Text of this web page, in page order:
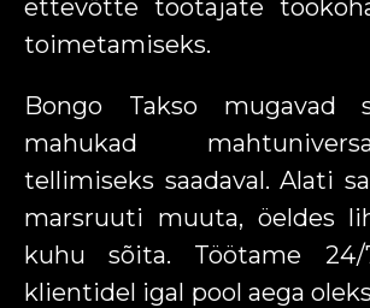
ettevõtte töötajate
toimetamiseks.
Bongo Takso mugavad
mahukad
tellimiseks saadaval. Alati
marsruuti muuta, öeldes
kuhu sõita. Töötame
klientidel igal pool aega